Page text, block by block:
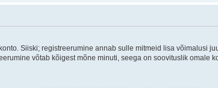
Siiski; registreerumine annab sulle mitmeid lisa võimalusi
võtab kõigest mõne minuti, seega on soovituslik omale